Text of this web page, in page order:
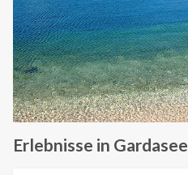
Erlebnisse in Gardasee